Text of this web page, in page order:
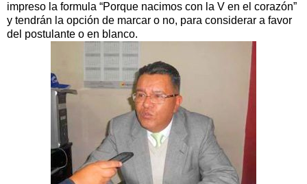
impreso la formula “Porque nacimos con la V en el corazón”
y tendrán la opción de marcar o no, para considerar a favor
del postulante o en blanco.